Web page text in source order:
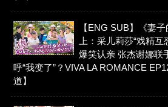
【ENG SUB】《妻
上：采儿莉莎“戏精
爆笑认亲 张杰谢娜联
呼“我变了”？VIVA LA ROMANCE
道】